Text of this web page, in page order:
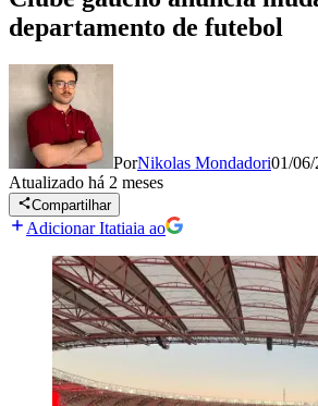
departamento de futebol
PorNikolas Mondadori01/06/
Atualizado há 2 meses
Compartilhar
Adicionar Itatiaia ao